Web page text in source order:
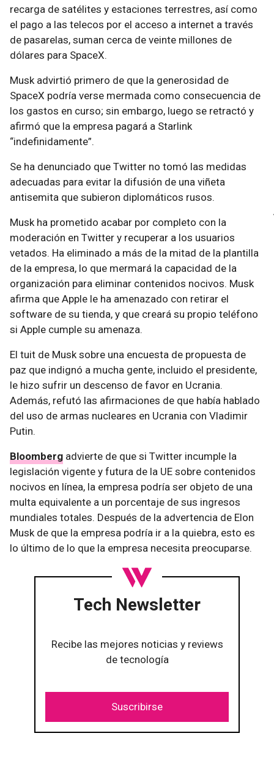
recarga de satélites y estaciones terrestres, así como
el pago a las telecos por el acceso a internet a través
de pasarelas, suman cerca de veinte millones de
dólares para SpaceX.
Musk advirtió primero de que la generosidad de
SpaceX podría verse mermada como consecuencia de
los gastos en curso; sin embargo, luego se retractó y
afirmó que la empresa pagará a Starlink
“indefinidamente”.
Se ha denunciado que Twitter no tomó las medidas
adecuadas para evitar la difusión de una viñeta
antisemita que subieron diplomáticos rusos.
Musk ha prometido acabar por completo con la
moderación en Twitter y recuperar a los usuarios
vetados. Ha eliminado a más de la mitad de la plantilla
de la empresa, lo que mermará la capacidad de la
organización para eliminar contenidos nocivos. Musk
afirma que Apple le ha amenazado con retirar el
software de su tienda, y que creará su propio teléfono
si Apple cumple su amenaza.
El tuit de Musk sobre una encuesta de propuesta de
paz que indignó a mucha gente, incluido el presidente,
le hizo sufrir un descenso de favor en Ucrania.
Además, refutó las afirmaciones de que había hablado
del uso de armas nucleares en Ucrania con Vladimir
Putin.
Bloomberg advierte de que si Twitter incumple la
legislación vigente y futura de la UE sobre contenidos
nocivos en línea, la empresa podría ser objeto de una
multa equivalente a un porcentaje de sus ingresos
mundiales totales. Después de la advertencia de Elon
Musk de que la empresa podría ir a la quiebra, esto es
lo último de lo que la empresa necesita preocuparse.
Tech Newsletter
Recibe las mejores noticias y reviews
de tecnología
Suscribirse